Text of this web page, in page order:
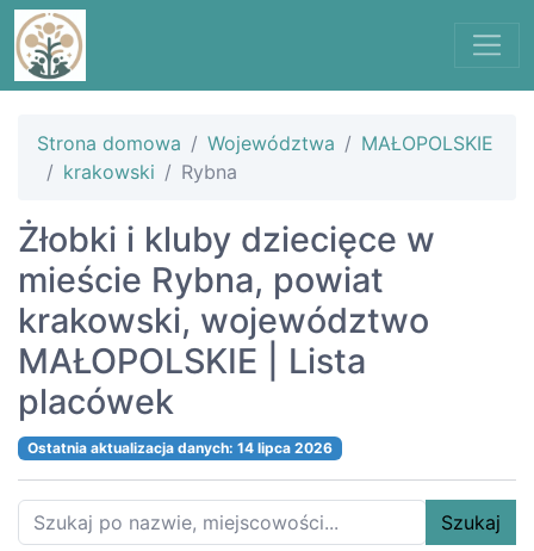
Strona domowa Województwa
MAŁOPOLSKIE
krakowski
Rybna
Żłobki i kluby dziecięce w
mieście Rybna, powiat
krakowski, województwo
MAŁOPOLSKIE | Lista
placówek
Ostatnia aktualizacja danych: 14 lipca 2026
Szukaj